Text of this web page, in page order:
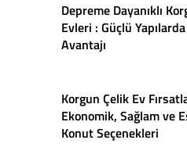
Depreme Dayanıklı
Evleri : Güçlü
Avantajı
Korgun Çelik Ev
Ekonomik, Sağlam ve
Konut Seçenekleri